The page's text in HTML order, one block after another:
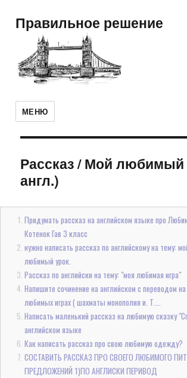
Правильное решение
МЕНЮ
Рассказ/Мой любимый
англ.)
Придумать рассказ на английском языке про
Котенок Гав 3 класс
нужно написать рассказ по английскому на тему:
любимый урок.
Рассказ по английски на тему: "моя любимая игра"
Напишите сочинение на английском с переводом
любимых играх ( шахматы монополия и. Т....
Написать маленький рассказ на любимую сказку
английском языке
Как написать рассказ про свою любимую одежду?
СОСТАВИТЬ РАССКАЗ ПРО СВОЕГО ЛЮБИМОГО
ПРЕДЛОЖЕНИЙ 1)ПО АНГЛИСКИ ПЕРИВОД